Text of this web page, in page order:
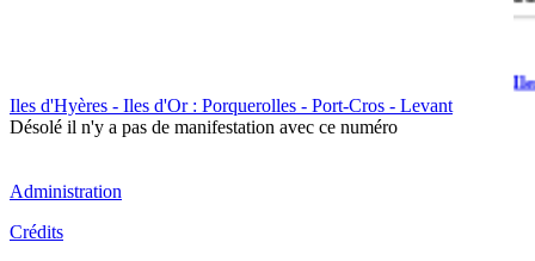
Iles d'Hyères - Iles d'Or : Porquerolles - Port-Cros - Levant
Désolé il n'y a pas de manifestation avec ce numéro
Administration
Crédits